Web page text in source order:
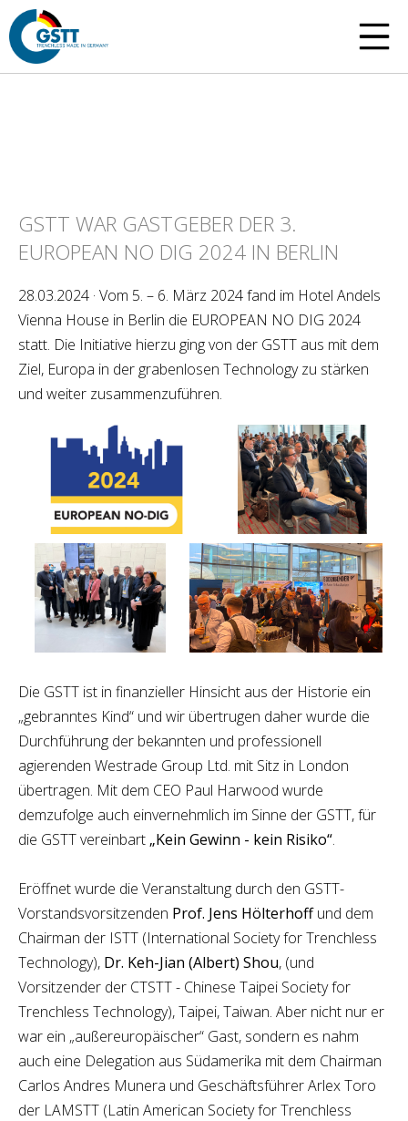
GSTT WAR GASTGEBER DER 3.
EUROPEAN NO DIG 2024 IN BERLIN
28.03.2024 · Vom 5. – 6. März 2024 fand im Hotel Andels
Vienna House in Berlin die EUROPEAN NO DIG 2024
statt. Die Initiative hierzu ging von der GSTT aus mit dem
Ziel, Europa in der grabenlosen Technology zu stärken
und weiter zusammenzuführen.
Die GSTT ist in finanzieller Hinsicht aus der Historie ein
„gebranntes Kind“ und wir übertrugen daher wurde die
Durchführung der bekannten und professionell
agierenden Westrade Group Ltd. mit Sitz in London
übertragen. Mit dem CEO Paul Harwood wurde
demzufolge auch einvernehmlich im Sinne der GSTT, für
die GSTT vereinbart „Kein Gewinn - kein Risiko“.
Eröffnet wurde die Veranstaltung durch den GSTT-
Vorstandsvorsitzenden Prof. Jens Hölterhoffund dem
Chairman der ISTT (International Society for Trenchless
Technology), Dr. Keh-Jian (Albert) Shou, (und
Vorsitzender der CTSTT - Chinese Taipei Society for
Trenchless Technology), Taipei, Taiwan. Aber nicht nur er
war ein „außereuropäischer“ Gast, sondern es nahm
auch eine Delegation aus Südamerika mit dem Chairman
Carlos Andres Munera und Geschäftsführer Arlex Toro
der LAMSTT (Latin American Society for Trenchless